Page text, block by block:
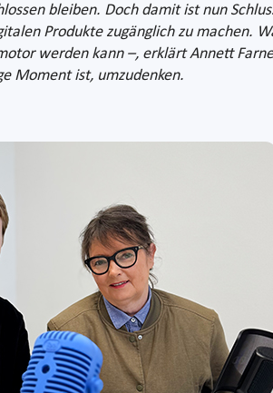
bleiben. Doch damit ist nun
Produkte zugänglich zu machen.
werden kann –, erklärt Annett
Moment ist, umzudenken.